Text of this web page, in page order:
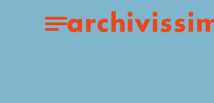
Home page
Apri il menu